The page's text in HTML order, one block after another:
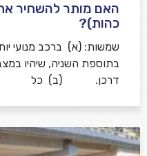
האם מותר להשחיר
כהות)?
שמשות: (א) ברכב מנועי
בתוספת השניה, שיהיו
דרכן. (ב) כל